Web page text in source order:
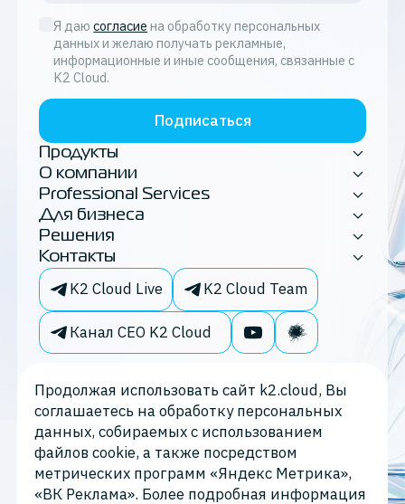
Я даю согласие на обработку персональных
данных и желаю получать рекламные,
информационные и иные сообщения, связанные с
K2 Cloud.
Подписаться
Продукты
О компании
Professional Services
Для бизнеса
Решения
Контакты
K2 Cloud Live K2 Cloud Team
Канал CEO K2 Cloud
Продолжая использовать сайт k2.cloud, Вы
соглашаетесь на обработку персональных
данных, собираемых с использованием
файлов cookie, а также посредством
метрических программ «Яндекс Метрика»,
«ВК Реклама». Более подробная информация